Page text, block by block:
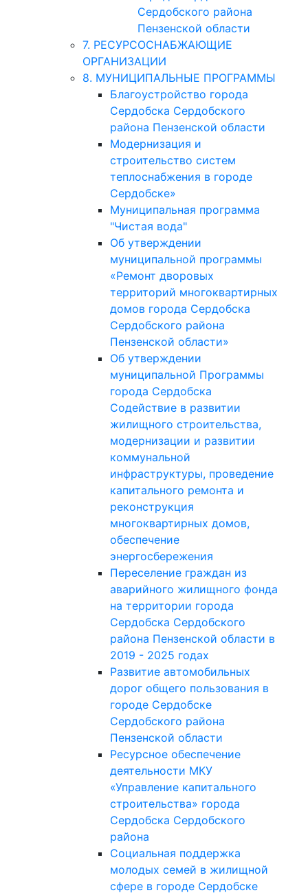
Сердобского района
Пензенской области
7. РЕСУРСОСНАБЖАЮЩИЕ
ОРГАНИЗАЦИИ
8. МУНИЦИПАЛЬНЫЕ ПРОГРАММЫ
Благоустройство города
Сердобска Сердобского
района Пензенской области
Модернизация и
строительство систем
теплоснабжения в городе
Сердобске»
Муниципальная программа
"Чистая вода"
Об утверждении
муниципальной программы
«Ремонт дворовых
территорий многоквартирных
домов города Сердобска
Сердобского района
Пензенской области»
Об утверждении
муниципальной Программы
города Сердобска
Содействие в развитии
жилищного строительства,
модернизации и развитии
коммунальной
инфраструктуры, проведение
капитального ремонта и
реконструкция
многоквартирных домов,
обеспечение
энергосбережения
Переселение граждан из
аварийного жилищного фонда
на территории города
Сердобска Сердобского
района Пензенской области в
2019 - 2025 годах
Развитие автомобильных
дорог общего пользования в
городе Сердобске
Сердобского района
Пензенской области
Ресурсное обеспечение
деятельности МКУ
«Управление капитального
строительства» города
Сердобска Сердобского
района
Социальная поддержка
молодых семей в жилищной
сфере в городе Сердобске